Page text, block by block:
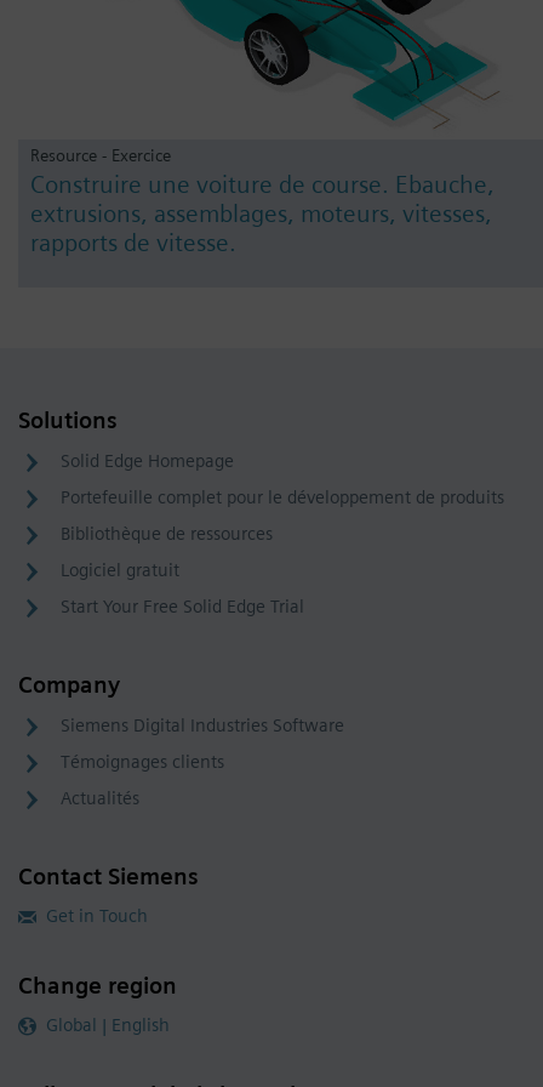
Resource - Exercice
Construire une voiture de course. Ebauche,
extrusions, assemblages, moteurs, vitesses,
rapports de vitesse.
Solutions
Solid Edge Homepage
Portefeuille complet pour le développement de produits
Bibliothèque de ressources
Logiciel gratuit
Start Your Free Solid Edge Trial
Company
Siemens Digital Industries Software
Témoignages clients
Actualités
Contact Siemens
Get in Touch
Change region
Global | English